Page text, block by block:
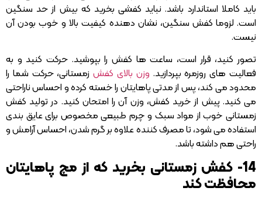
باید کاملا استاندارد باشد. نباید کفشی بخرید که بیش از حد سنگین
است. لزوما کفش سنگین، نشان دهنده کیفیت بالا و خوب بودن آن
نیست.
تصور کنید، قرار است، ساعت ها کفش را بپوشید. حرکت کنید و به
فعالیت های روزمره بپردازید. وزن بالای کفشزمستانی، حرکت شما را
محدود می کند، پس از مدتی پاهایتان را خسته کرده و احساس ناراحتی
می کنید. پیش از خرید کفش، وزن آن را امتحان کنید. در تولید کفش
زمستانی خوب از مواد سبک و چرم طبیعی مخصوص برای عایق بندی
استفاده می شود، تا مصرف کننده علاوه بر گرم شدن، احساس آرامش و
راحتی هم داشته باشد.
14- کفش زمستانی بخرید که از مچ پاهایتان
محافظت کند